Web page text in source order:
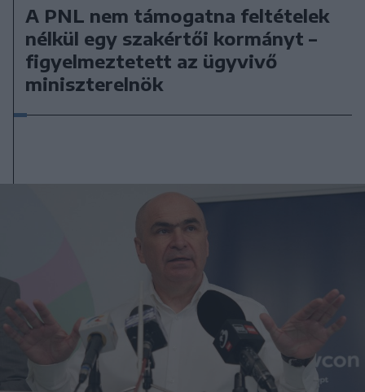
A PNL nem támogatna feltételek
nélkül egy szakértői kormányt –
figyelmeztetett az ügyvivő
miniszterelnök